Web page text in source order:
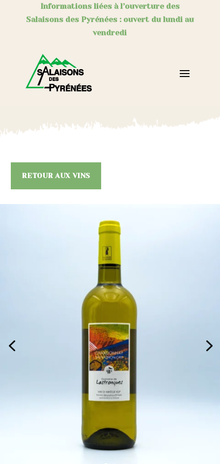
Informations liées à l’ouverture des
Salaisons des Pyrénées : ouvert du lundi au
vendredi
RETOUR AUX VINS